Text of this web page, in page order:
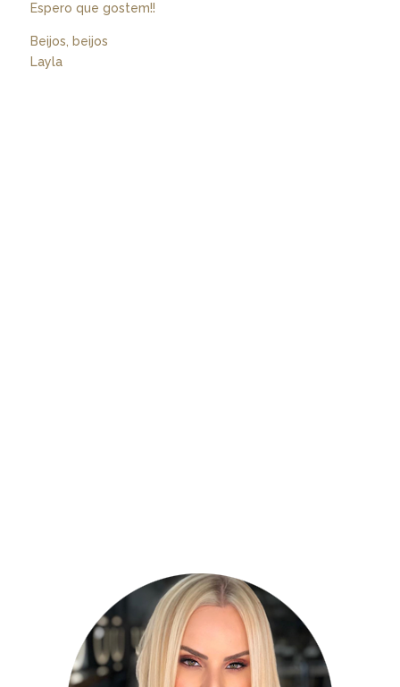
Espero que gostem!!
Beijos, beijos
Layla